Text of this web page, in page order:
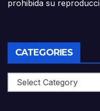
prohibida su
CATEGORIES
Categories